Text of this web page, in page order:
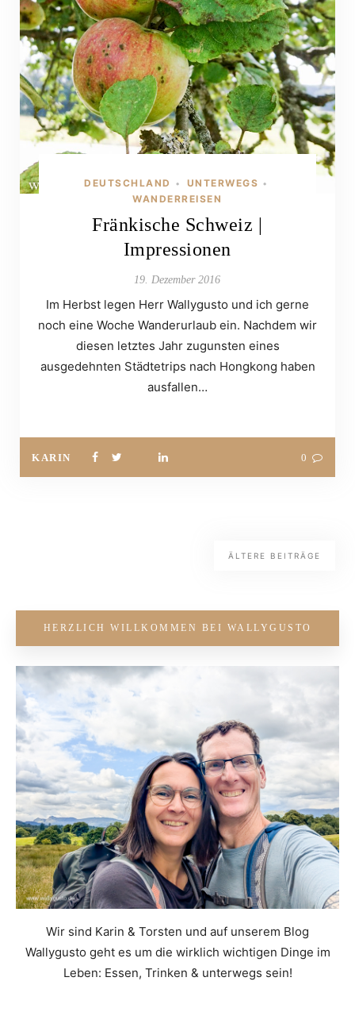
DEUTSCHLAND • UNTERWEGS •
WANDERREISEN
Fränkische Schweiz |
Impressionen
19. Dezember 2016
Im Herbst legen Herr Wallygusto und ich gerne
noch eine Woche Wanderurlaub ein. Nachdem wir
diesen letztes Jahr zugunsten eines
ausgedehnten Städtetrips nach Hongkong haben
ausfallen…
KARIN 0
ÄLTERE BEITRÄGE
HERZLICH WILLKOMMEN BEI WALLYGUSTO
Wir sind Karin & Torsten und auf unserem Blog
Wallygusto geht es um die wirklich wichtigen Dinge im
Leben: Essen, Trinken & unterwegs sein!